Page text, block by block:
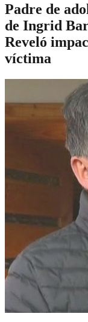
Padre de
de Ingrid
Reveló
víctima